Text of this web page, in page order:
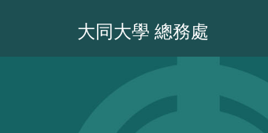
大同大學 總務處